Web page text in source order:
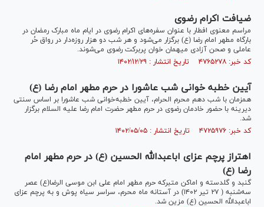
ضیافت اکرام رضوی
مراسم معنوی افطار با عنوان سفره‌های اکرام رضوی در ایام ماه مبارک رمضان در
بارگاه مطهر امام رضا (ع) برگزار می‌شود و هر شب دو هزار روزه‌دار در رواق حُر
عاملی و صحن آزادی میهمان خوان پربرکت رضوی می‌شوند.
کد خبر: ۴۷۶۵۲۷۸ تاریخ انتشار : ۱۴۰۲/۱۲/۲۹
آیین خطبه خوانی شب عاشورا در حرم مطهر امام رضا (ع)
همزمان با شب دهم محرم الحرام، آیین خطبه‌خوانی شب عاشورا بر اساس سنتی
دیرینه با حضور خادمان رضوی در حرم مطهر حضرت امام رضا علیه السلام برگزار
شد.
کد خبر: ۴۷۲۵۹۷۶ تاریخ انتشار : ۱۴۰۲/۰۵/۰۵
اهتراز پرچم عزای اباعبدالله الحسین (ع) در حرم مطهر امام
رضا (ع)
گنبد و گلدسته و اماکن متبرکه حرم مطهر امام علی ابن موسی الرضا(ع) عصر
سه‌شنبه ( ۲۷ تیر ۱۴۰۲) در آستانه ماه محرم، سراسر سیاه پوش و به پرچم عزای
اباعبدالله الحسین (ع) مزین شد.